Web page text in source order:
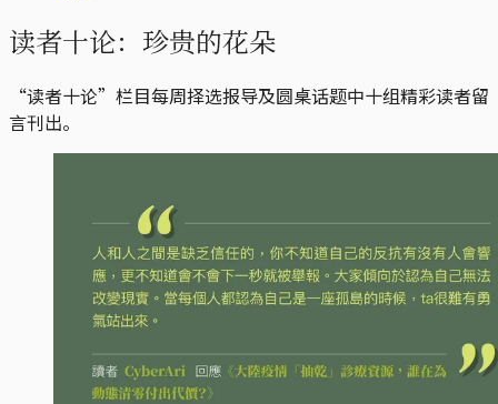
读者十论：珍贵的花朵
“读者十论”栏目每周择选报导及圆桌话题中十组精彩读者留
言刊出。